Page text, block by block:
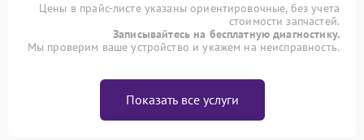
Цены в прайс-листе указаны ориентировочные, без учета
стоимости запчастей.
Записывайтесь на бесплатную диагностику.
Мы проверим ваше устройство и укажем на неисправность.
Показать все услуги